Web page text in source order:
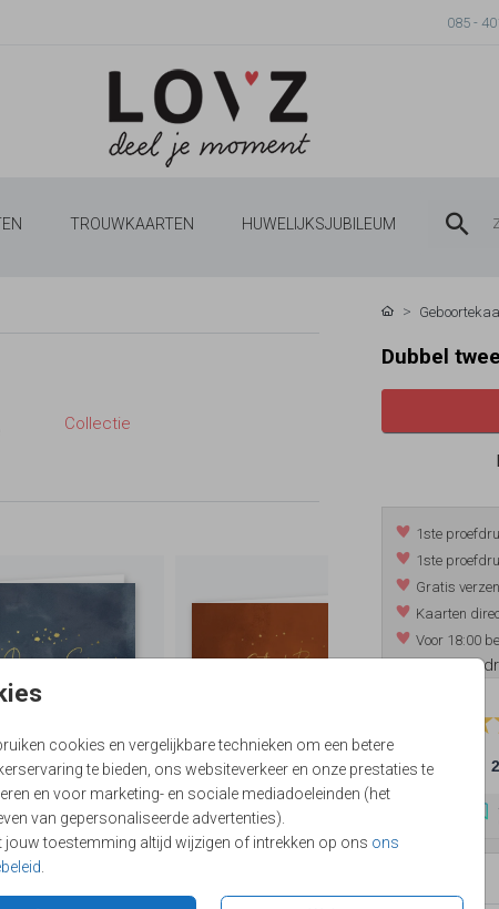
085 -
TROUWKAARTEN HUWELIJKSJUBILEUM
cookies en vergelijkbare technieken om een betere
te bieden, ons websiteverkeer en onze prestaties te
en voor marketing- en sociale mediadoeleinden (het
van gepersonaliseerde advertenties).
jouw toestemming altijd wijzigen of intrekken op ons ons
Collectie
Dubbel
1ste
1ste
Gratis
Kaarten
Voor 18:00
*m.u.v.
9.4